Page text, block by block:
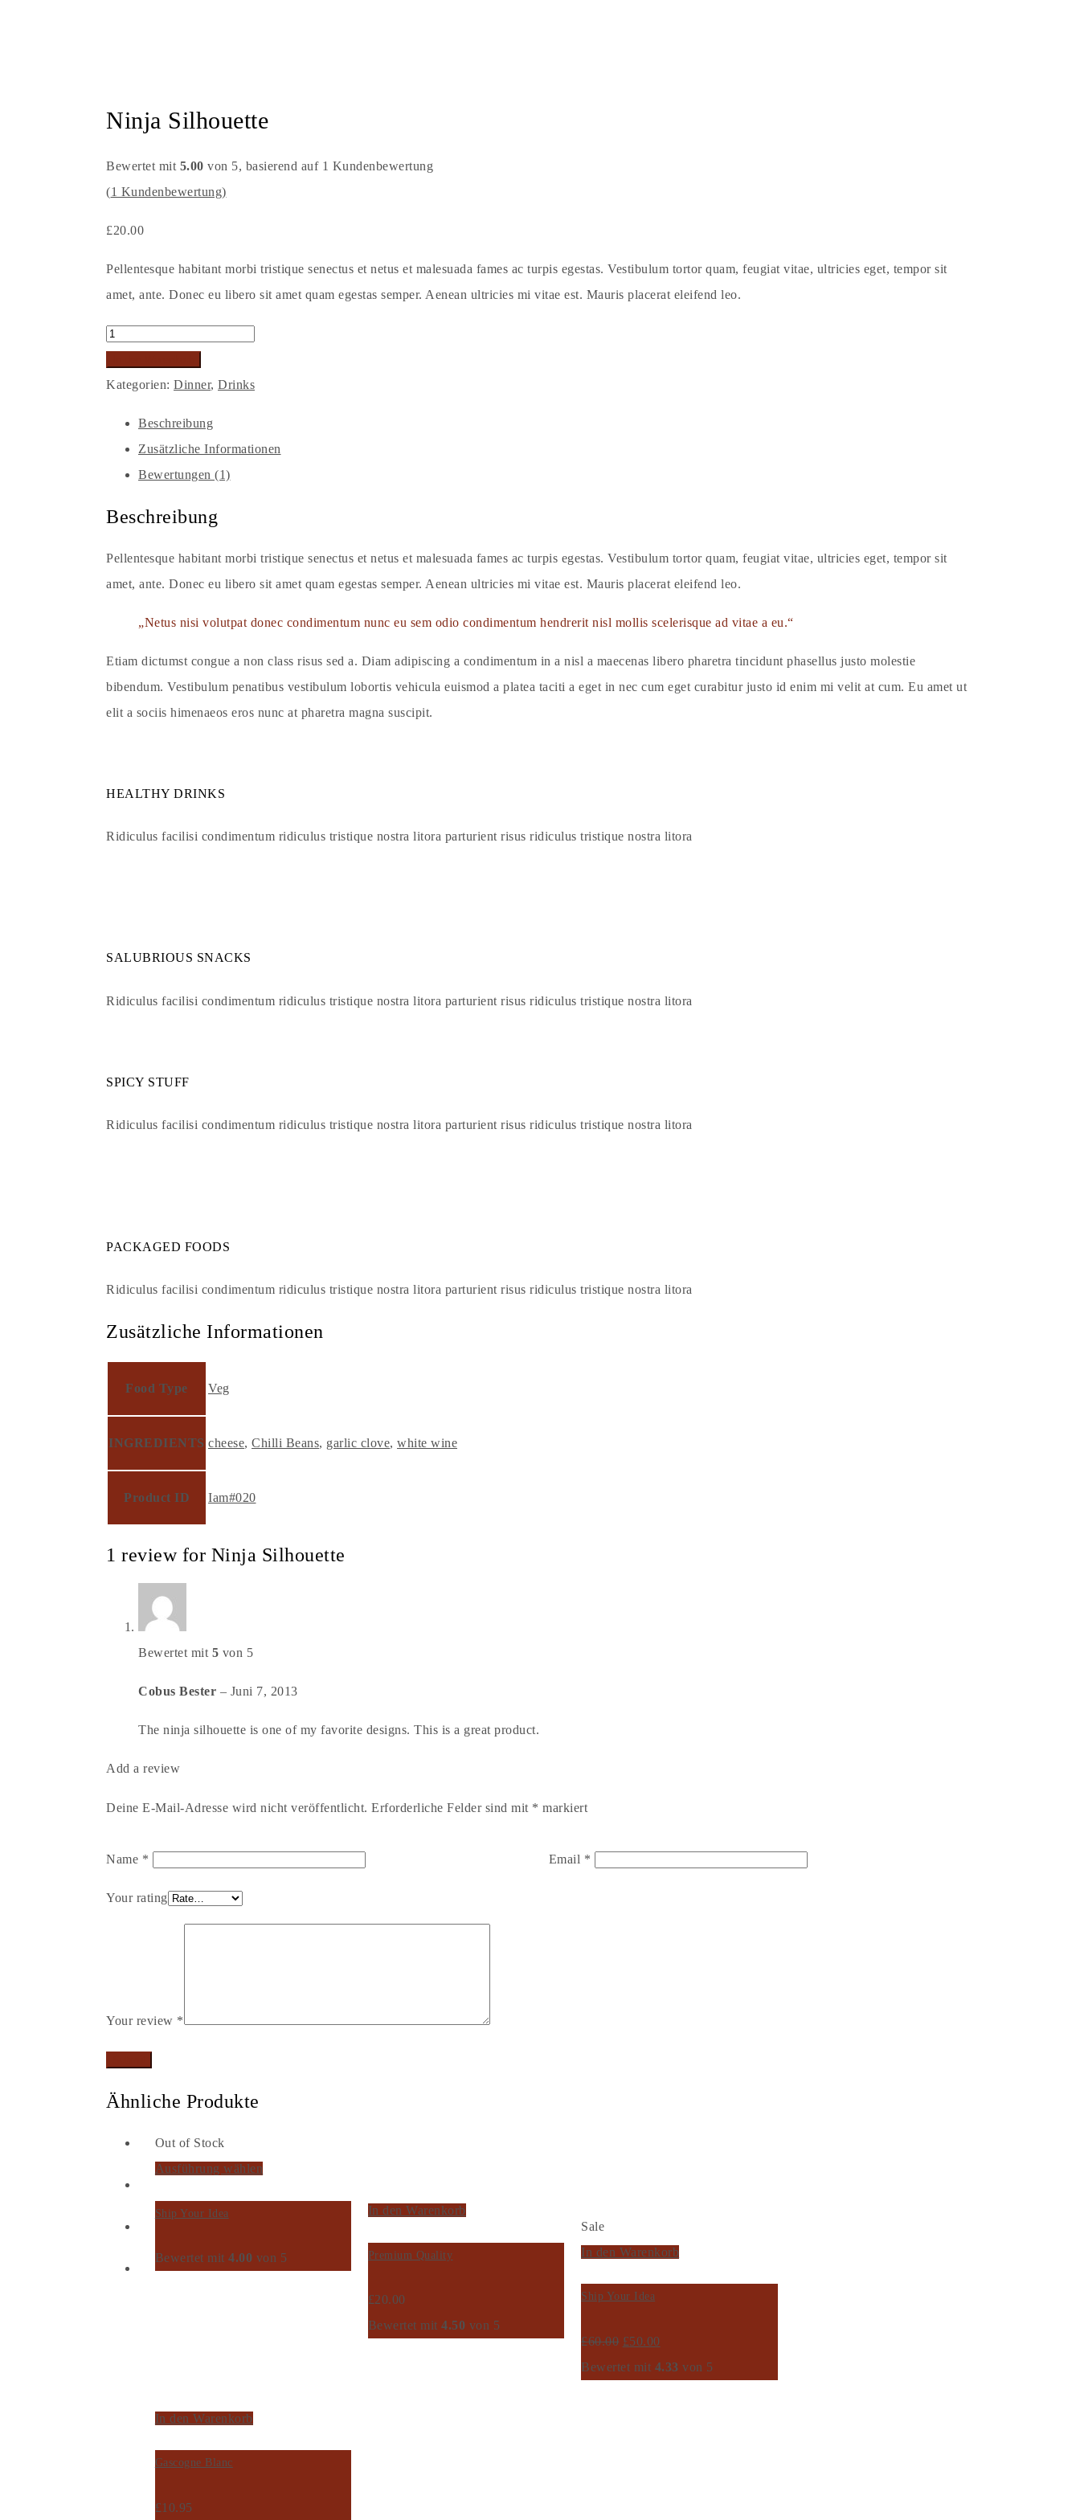
Ninja Silhouette
Bewertet mit 5.00 von 5, basierend auf 1 Kundenbewertung
(1 Kundenbewertung)
£20.00
Pellentesque habitant morbi tristique senectus et netus et malesuada fames ac turpis egestas. Vestibulum tortor quam, feugiat vitae, ultricies eget, tempor sit
amet, ante. Donec eu libero sit amet quam egestas semper. Aenean ultricies mi vitae est. Mauris placerat eleifend leo.
Ninja
Menge
Kategorien: Dinner, Drinks
Beschreibung
Zusätzliche Informationen
Bewertungen (1)
Beschreibung
Pellentesque habitant morbi tristique senectus et netus et malesuada fames ac turpis egestas. Vestibulum tortor quam, feugiat vitae, ultricies eget, tempor sit
amet, ante. Donec eu libero sit amet quam egestas semper. Aenean ultricies mi vitae est. Mauris placerat eleifend leo.
Netus nisi volutpat donec condimentum nunc eu sem odio condimentum hendrerit nisl mollis scelerisque ad vitae a eu.
Etiam dictumst congue a non class risus sed a. Diam adipiscing a condimentum in a nisl a maecenas libero pharetra tincidunt phasellus justo molestie
bibendum. Vestibulum penatibus vestibulum lobortis vehicula euismod a platea taciti a eget in nec cum eget curabitur justo id enim mi velit at cum. Eu amet ut
elit a sociis himenaeos eros nunc at pharetra magna suscipit.
HEALTHY DRINKS
Ridiculus facilisi condimentum ridiculus tristique nostra litora parturient risus ridiculus tristique nostra litora
SALUBRIOUS SNACKS
Ridiculus facilisi condimentum ridiculus tristique nostra litora parturient risus ridiculus tristique nostra litora
SPICY STUFF
Ridiculus facilisi condimentum ridiculus tristique nostra litora parturient risus ridiculus tristique nostra litora
PACKAGED FOODS
Ridiculus facilisi condimentum ridiculus tristique nostra litora parturient risus ridiculus tristique nostra litora
Zusätzliche Informationen
Food Type Veg
INGREDIENTS cheese, Chilli Beans, garlic clove, white wine
Product ID Iam#020
1 review for Ninja Silhouette
Bewertet mit 5 von 5
Cobus Bester – Juni 7, 2013
The ninja silhouette is one of my favorite designs. This is a great product.
Add a review
Deine E-Mail-Adresse wird nicht veröffentlicht. Erforderliche Felder sind mit * markiert
Name * Email *
Your rating
Your review *
Ähnliche Produkte
Out of Stock
Ausführung wählen
Ship Your Idea
Bewertet mit4.00 von 5
In den Warenkorb
Premium Quality
£20.00
Bewertet mit4.50 von 5
Sale
In den Warenkorb
Ship Your Idea
£60.00 £50.00
Bewertet mit 4.33 von 5
In den Warenkorb
Gascogne Blanc
£10.95